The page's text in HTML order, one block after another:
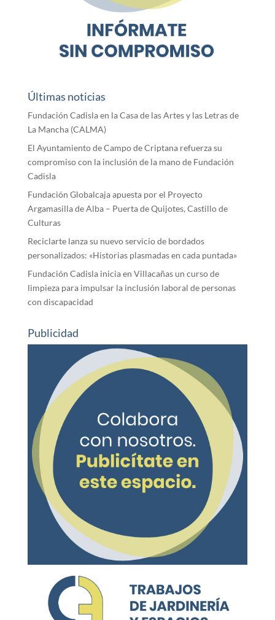
Últimas noticias
Fundación Cadisla en la Casa de las Artes y las Letras de
La Mancha (CALMA)
El Ayuntamiento de Campo de Criptana refuerza su
compromiso con la inclusión de la mano de Fundación
Cadisla
Fundación Globalcaja apuesta por el Proyecto
Argamasilla de Alba – Puerta de Quijotes, Castillo de
Culturas
Reciclarte lanza su nuevo servicio de bordados
personalizados: «Historias plasmadas en cada puntada»
Fundación Cadisla inicia en Villacañas un curso de
limpieza para impulsar la inclusión laboral de personas
con discapacidad
Publicidad